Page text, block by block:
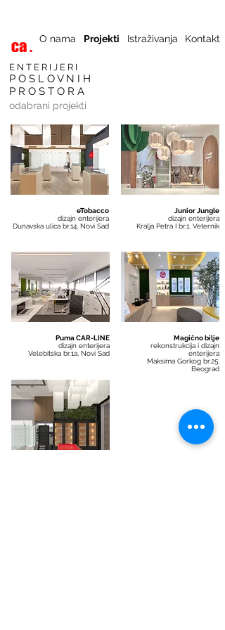
O nama Projekti Istraživanja Kontakt
E N T E R I J E R I
P O S L O V N I H
P R O S T O R A
odabrani projekti
eTobacco
dizajn enterijera
Dunavska ulica br.14, Novi Sad
Junior Jungle
dizajn enterijera
Kralja Petra I br.1, Veternik
Puma CAR-LINE
dizajn enterijera
Velebitska br.1a, Novi Sad
Magično bilje
rekonstrukcija i dizajn
enterijera
Maksima Gorkog br.25,
Beograd